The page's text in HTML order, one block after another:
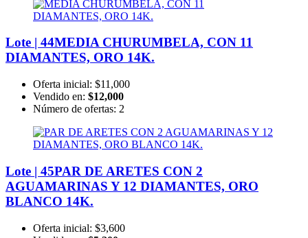
Lote | 44MEDIA CHURUMBELA, CON 11
DIAMANTES, ORO 14K.
Oferta inicial: $11,000
Vendido en: $12,000
Número de ofertas: 2
Lote | 45PAR DE ARETES CON 2
AGUAMARINAS Y 12 DIAMANTES, ORO
BLANCO 14K.
Oferta inicial: $3,600